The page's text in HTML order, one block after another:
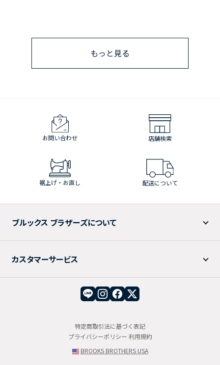
もっと見る
お問い合わせ 店舗検索
裾上げ・お直し 配送について
ブルックス ブラザーズについて
カスタマーサービス
特定商取引法に基づく表記
プライバシーポリシー 利用規約
BROOKS BROTHERS USA